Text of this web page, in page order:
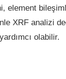
element
XRF analizi
olabilir.